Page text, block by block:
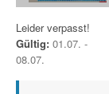
Leider verpasst!
Gültig: 01.07. -
08.07.